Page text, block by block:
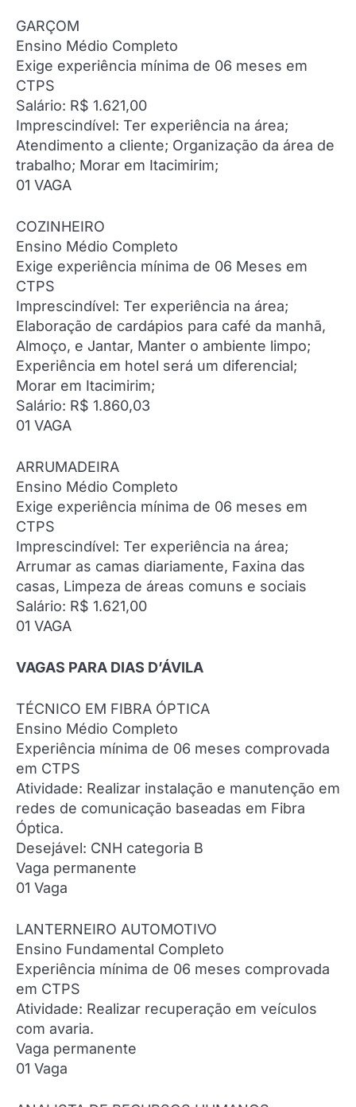
GARÇOM
Ensino Médio Completo
Exige experiência mínima de 06 meses em
CTPS
Salário: R$ 1.621,00
Imprescindível: Ter experiência na área;
Atendimento a cliente; Organização da área de
trabalho; Morar em Itacimirim;
01 VAGA
COZINHEIRO
Ensino Médio Completo
Exige experiência mínima de 06 Meses em
CTPS
Imprescindível: Ter experiência na área;
Elaboração de cardápios para café da manhã,
Almoço, e Jantar, Manter o ambiente limpo;
Experiência em hotel será um diferencial;
Morar em Itacimirim;
Salário: R$ 1.860,03
01 VAGA
ARRUMADEIRA
Ensino Médio Completo
Exige experiência mínima de 06 meses em
CTPS
Imprescindível: Ter experiência na área;
Arrumar as camas diariamente, Faxina das
casas, Limpeza de áreas comuns e sociais
Salário: R$ 1.621,00
01 VAGA
VAGAS PARA DIAS D’ÁVILA
TÉCNICO EM FIBRA ÓPTICA
Ensino Médio Completo
Experiência mínima de 06 meses comprovada
em CTPS
Atividade: Realizar instalação e manutenção em
redes de comunicação baseadas em Fibra
Óptica.
Desejável: CNH categoria B
Vaga permanente
01 Vaga
LANTERNEIRO AUTOMOTIVO
Ensino Fundamental Completo
Experiência mínima de 06 meses comprovada
em CTPS
Atividade: Realizar recuperação em veículos
com avaria.
Vaga permanente
01 Vaga